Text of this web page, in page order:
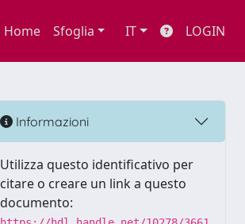
Home Sfoglia IT LOGIN
Informazioni
Utilizza questo identificativo per
citare o creare un link a questo
documento: